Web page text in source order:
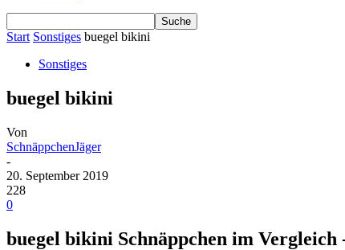
Start Sonstiges buegel bikini
Sonstiges
buegel bikini
Von
SchnäppchenJäger
-
20. September 2019
228
0
buegel bikini Schnäppchen im Vergleich